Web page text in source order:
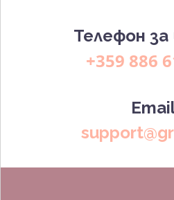
Телефон за
+359 886